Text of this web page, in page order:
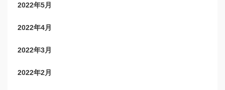
2022年5月
2022年4月
2022年3月
2022年2月